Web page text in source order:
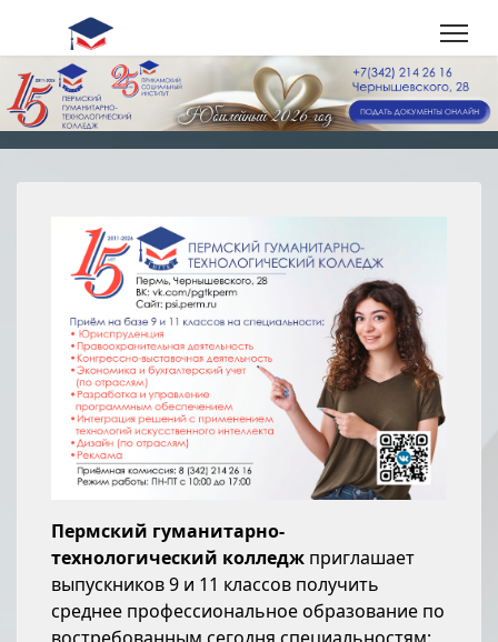
Пермский гуманитарно-
технологический колледж приглашает
выпускников 9 и 11 классов получить
среднее профессиональное образование по